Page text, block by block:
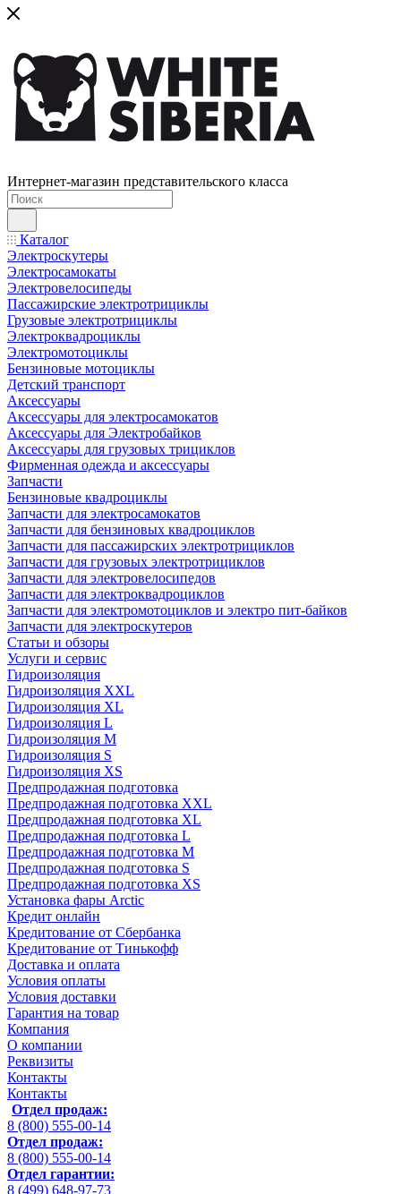
Интернет-магазин представительского класса
Каталог
Электроскутеры
Электросамокаты
Электровелосипеды
Пассажирские электротрициклы
Грузовые электротрициклы
Электроквадроциклы
Электромотоциклы
Бензиновые мотоциклы
Детский транспорт
Аксессуары
Аксессуары для электросамокатов
Аксессуары для Электробайков
Аксессуары для грузовых трициклов
Фирменная одежда и аксессуары
Запчасти
Бензиновые квадроциклы
Запчасти для электросамокатов
Запчасти для бензиновых квадроциклов
Запчасти для пассажирских электротрициклов
Запчасти для грузовых электротрициклов
Запчасти для электровелосипедов
Запчасти для электроквадроциклов
Запчасти для электромотоциклов и электро пит-байков
Запчасти для электроскутеров
Статьи и обзоры
Услуги и сервис
Гидроизоляция
Гидроизоляция XXL
Гидроизоляция XL
Гидроизоляция L
Гидроизоляция M
Гидроизоляция S
Гидроизоляция XS
Предпродажная подготовка
Предпродажная подготовка XXL
Предпродажная подготовка XL
Предпродажная подготовка L
Предпродажная подготовка M
Предпродажная подготовка S
Предпродажная подготовка XS
Установка фары Arctic
Кредит онлайн
Кредитование от Сбербанка
Кредитование от Тинькофф
Доставка и оплата
Условия оплаты
Условия доставки
Гарантия на товар
Компания
О компании
Реквизиты
Контакты
Контакты
Отдел продаж:
8 (800) 555-00-14
Отдел продаж:
8 (800) 555-00-14
Отдел гарантии:
8 (499) 648-97-73